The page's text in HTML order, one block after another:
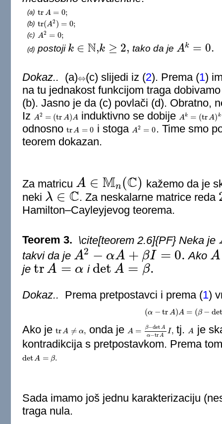
(a) tr A = 0;
trA=0;
(b) tr(A2 ) = 0;
tr(A2)=0 ;
(c) A2 = 0;
A2=0;
(d) postoji k ∈ N,
k∈ N, k ≥ 2,
k≥ 2, tako da je Ak = 0.
Ak=0.
Dokaz.. (a)⇔
⇔ (c) slijedi iz (2). Prema (1)
na tu jednakost funkcijom traga
(b). Jasno je da (c) povlači (d). Obratno,
Iz
A2 = (tr A) A
A2= (tr A)A induktivno se dobije Ak = (tr A) k
Ak= (tr A)k−1A
odnosno tr A = 0
trA=0 i stoga A2 = 0
A2=0
. Time smo
teorem dokazan.
Za matricu A ∈ Mn (C)
A∈Mn(C )
kažemo da je
neki λ ∈ C
λ∈ C . Za neskalarne matrice reda 2
Hamilton–Cayleyjevog teorema.
Teorem 3. \cite[teorem 2.6]{PF} Neka je
takvi da je A2 − αA + βI = 0.
A2− A+βI =0. Ako A
A
je tr A = α
trA= α i det A = β.
detA=β .
Dokaz.. Prema pretpostavci i prema (1)
(α − tr A)A = (β − det
(α −trA)A=( β −det A)I.
Ako je trA ≠ α,
trA≠α , onda je A = β−det A
α−tr A
I,
A= β− detAα−trAI tj.A
A
je
kontradikcija s pretpostavkom. Prema
detA = β.
detA=β .
Sada imamo još jednu karakterizaciju
traga nula.